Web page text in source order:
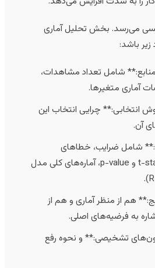
بخش تحلیل آماری
شامل تعداد مشاهدات،
متغیرها.
چرایی انتخاب این
ضرایب، خطاهای
استاندارد، مقادیر t-stat و p-value، آماره‌های کلی مدل
از منظر آماری و هم از
به فرضیه‌های اصلی.
تشخیصی:** و نحوه رفع